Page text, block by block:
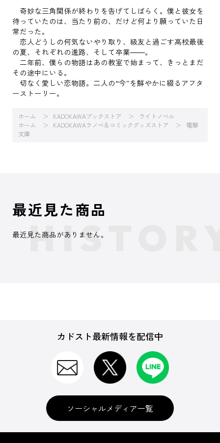
奇妙な三角関係が終わりを告げてしばらく。僕と彼女を
待っていたのは、当たり前の、だけど何より願っていた日
常だった。
恋人どうしの何気ないやり取り、級友と過ごす高校最後
の夏、それぞれの進路、そして卒業――。
二年前、僕らの物語はあの教室で始まって、きっとまだ
その途中にいる。
切なく愛しい恋物語。二人の“今”を鮮やかに綴るアフタ
ーストーリー。
ホーム KADOKAWAブックストア
ライトノベル
ホーム
KADOKAWAラノベ＆コミックグッズストア
電撃
文庫
最近見た商品
最近見た商品がありません。
カドスト最新情報を配信中
ソーシャルメディア一覧